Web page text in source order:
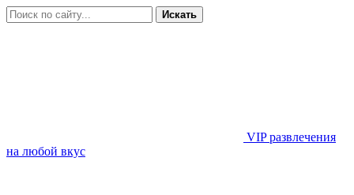
Искать
VIP развлечения
на любой вкус